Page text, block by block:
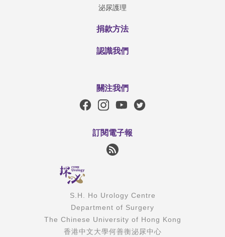
泌尿護理
捐款方法
認識我們
關注我們
訂閱電子報
S.H. Ho Urology Centre
Department of Surgery
The Chinese University of Hong Kong
香港中文大學何善衡泌尿中心